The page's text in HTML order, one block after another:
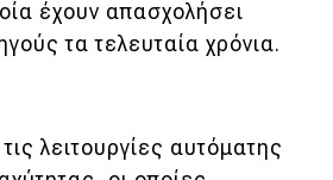
έχουν απασχολήσει
τα τελευταία χρόνια.
λειτουργίες αυτόματης